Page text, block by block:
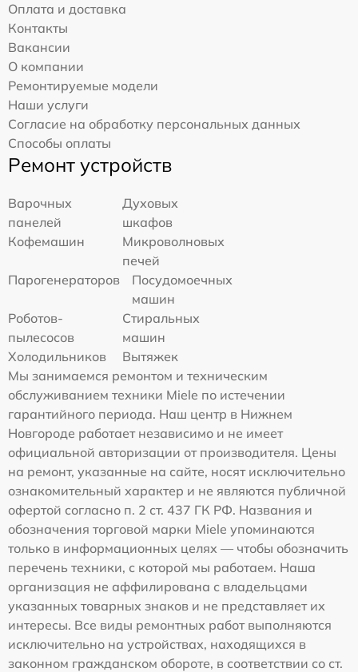
Оплата и доставка
Контакты
Вакансии
О компании
Ремонтируемые модели
Наши услуги
Согласие на обработку персональных данных
Способы оплаты
Ремонт устройств
Варочных
панелей
Духовых
шкафов
Кофемашин
Микроволновых
печей
Парогенераторов
Посудомоечных
машин
Роботов-
пылесосов
Стиральных
машин
Холодильников
Вытяжек
Мы занимаемся ремонтом и техническим
обслуживанием техники Miele по истечении
гарантийного периода. Наш центр в Нижнем
Новгороде работает независимо и не имеет
официальной авторизации от производителя. Цены
на ремонт, указанные на сайте, носят исключительно
ознакомительный характер и не являются публичной
офертой согласно п. 2 ст. 437 ГК РФ. Названия и
обозначения торговой марки Miele упоминаются
только в информационных целях — чтобы обозначить
перечень техники, с которой мы работаем. Наша
организация не аффилирована с владельцами
указанных товарных знаков и не представляет их
интересы. Все виды ремонтных работ выполняются
исключительно на устройствах, находящихся в
законном гражданском обороте, в соответствии со ст.